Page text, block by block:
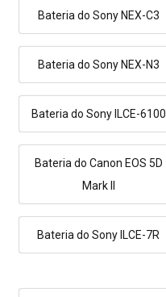
Bateria do Sony NEX-C3
Bateria do Sony NEX-N3
Bateria do Sony ILCE-6100
Bateria do Canon EOS 5D
Mark II
Bateria do Sony ILCE-7R